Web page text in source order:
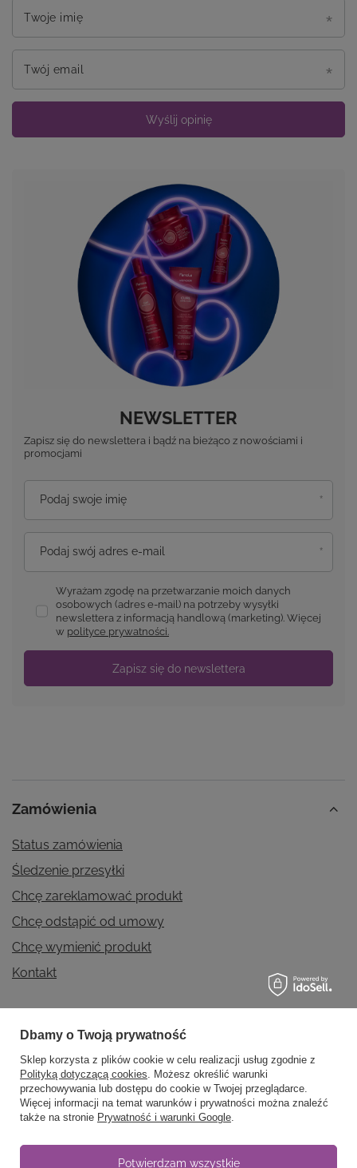
Twoje imię
Twój email
Wyślij opinię
NEWSLETTER
Zapisz się do newslettera i bądź na bieżąco z nowościami i
promocjami
Podaj swoje imię
Podaj swój adres e-mail
Wyrażam zgodę na przetwarzanie moich danych
osobowych (adres e-mail) na potrzeby wysyłki
newslettera z informacją handlową (marketing). Więcej
w polityce prywatności.
Zapisz się do newslettera
Zamówienia
Status zamówienia
Śledzenie przesyłki
Chcę zareklamować produkt
Chcę odstąpić od umowy
Chcę wymienić produkt
Kontakt
Konto
Regulaminy
Dbamy o Twoją prywatność
Sklep korzysta z plików cookie w celu realizacji usług zgodnie z
Polityką dotyczącą cookies. Możesz określić warunki
przechowywania lub dostępu do cookie w Twojej przeglądarce.
Więcej informacji na temat warunków i prywatności można znaleźć
także na stronie Prywatność i warunki Google.
Potwierdzam wszystkie